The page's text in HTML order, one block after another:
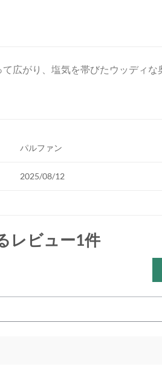
広がり、塩気を帯びたウッディな
パルファン
2025/08/12
レビュー1件